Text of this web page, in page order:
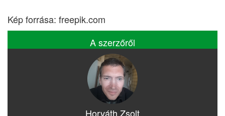
Kép forrása: freepik.com
A szerzőről
Horváth Zsolt